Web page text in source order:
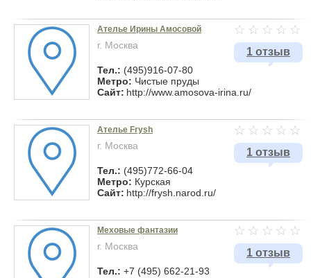
1 отзыв
Ателье Ирины Амосовой
г. Москва
Тел.: (495)916-07-80
Метро: Чистые пруды
Сайт: http://www.amosova-irina.ru/
1 отзыв
Ателье Frysh
г. Москва
Тел.: (495)772-66-04
Метро: Курская
Сайт: http://frysh.narod.ru/
1 отзыв
Меховые фантазии
г. Москва
Тел.: +7 (495) 662-21-93